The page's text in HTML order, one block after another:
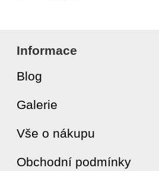
Informace
Blog
Galerie
Vše o nákupu
Obchodní podmínky